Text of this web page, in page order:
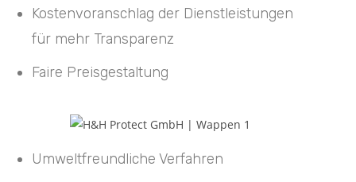
Kostenvoranschlag der Dienstleistungen
für mehr Transparenz
Faire Preisgestaltung
Umweltfreundliche Verfahren